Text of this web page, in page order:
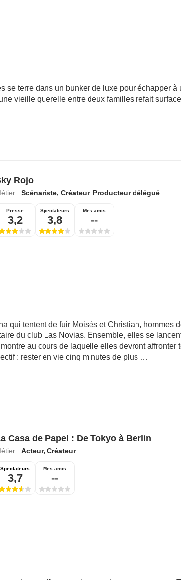
se terre dans un bunker de luxe pour échapper à
vieille querelle entre deux familles refait
Rojo
: Scénariste, Créateur, Producteur délégué
Presse
3,2
Spectateurs
3,8
Mes amis
--
qui tentent de fuir Moisés et Christian, hommes
du club Las Novias. Ensemble, elles se
au cours de laquelle elles devront affronter
: rester en vie cinq minutes de plus …
Casa de Papel : De Tokyo à Berlin
: Acteur, Créateur
Spectateurs
3,7
Mes amis
--